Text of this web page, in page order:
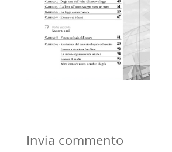
Invia commento